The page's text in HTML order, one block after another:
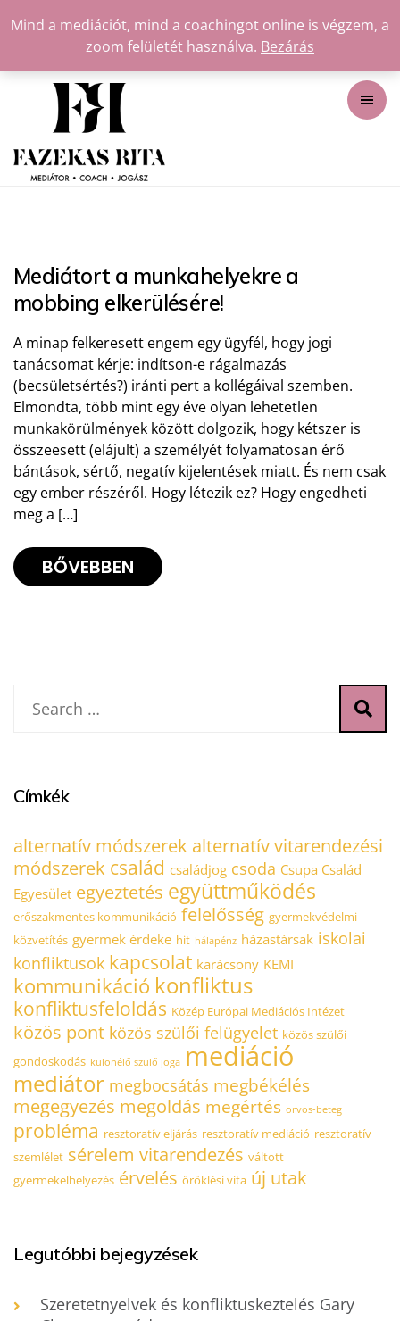
Mind a mediációt, mind a coachingot online is végzem, a
zoom felületét használva. Bezárás
Mediátort a munkahelyekre a
mobbing elkerülésére!
A minap felkeresett engem egy ügyfél, hogy jogi
tanácsomat kérje: indítson-e rágalmazás
(becsületsértés?) iránti pert a kollégáival szemben.
Elmondta, több mint egy éve olyan lehetetlen
munkakörülmények között dolgozik, hogy kétszer is
összeesett (elájult) a személyét folyamatosan érő
bántások, sértő, negatív kijelentések miatt. És nem csak
egy ember részéről. Hogy létezik ez? Hogy engedheti
meg a […]
BŐVEBBEN
Címkék
alternatív módszerek alternatív vitarendezési
módszerek család családjog csoda Csupa Család
Egyesület egyeztetés együttműködés
erőszakmentes kommunikáció felelősség gyermekvédelmi
közvetítés gyermek érdeke hit hálapénz házastársak iskolai
konfliktusok kapcsolat karácsony KEMI
kommunikáció konfliktus
konfliktusfeloldás Közép Európai Mediációs Intézet
közös pont közös szülői felügyelet közös szülői
gondoskodás különélő szülő joga mediáció
mediátor megbocsátás megbékélés
megegyezés megoldás megértés orvos-beteg
probléma resztoratív eljárás resztoratív mediáció resztoratív
szemlélet sérelem vitarendezés váltott
gyermekelhelyezés érvelés öröklési vita új utak
Legutóbbi bejegyzések
Szeretetnyelvek és konfliktuskeztelés Gary